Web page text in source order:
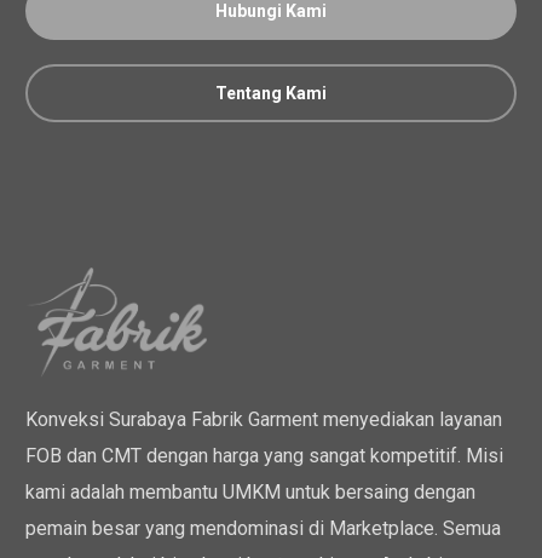
Hubungi Kami
Tentang Kami
Konveksi Surabaya Fabrik Garment menyediakan layanan
FOB dan CMT dengan harga yang sangat kompetitif. Misi
kami adalah membantu UMKM untuk bersaing dengan
pemain besar yang mendominasi di Marketplace. Semua